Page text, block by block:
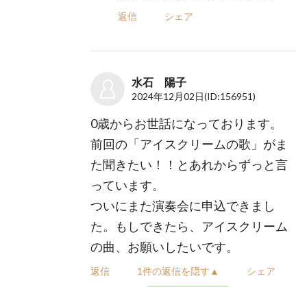
返信 シェア
水石 陽子
2024年12月02日(ID:156951)
0歳からお世話になっております。
前回の「アイスクリームの歌」がま
た聞きたい！！とあれからずっと言
っています。
ついにまた演奏会に申込できまし
た。もしできたら、アイスクリーム
の曲、お願いしたいです。
返信 1件の返信を隠す▲ シェア